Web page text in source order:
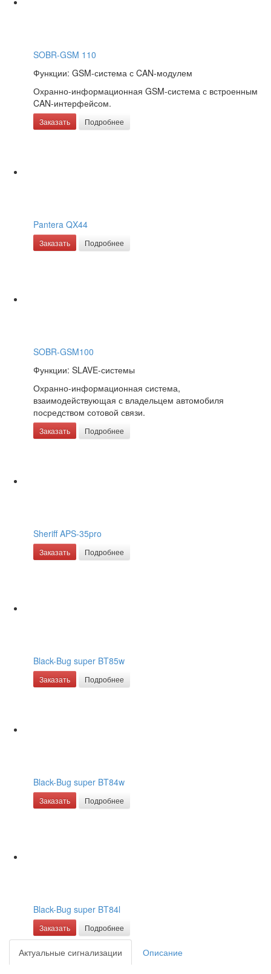
SOBR-GSM 110
Функции: GSM-система с CAN-модулем
Охранно-информационная GSM-система с встроенным
CAN-интерфейсом.
Заказать Подробнее
Pantera QX44
Заказать Подробнее
SOBR-GSM100
Функции: SLAVE-системы
Охранно-информационная система,
взаимодействующая с владельцем автомобиля
посредством сотовой связи.
Заказать Подробнее
Sheriff APS-35pro
Заказать Подробнее
Black-Bug super BT85w
Заказать Подробнее
Black-Bug super BT84w
Заказать Подробнее
Black-Bug super BT84l
Заказать Подробнее
Актуальные сигнализации Описание